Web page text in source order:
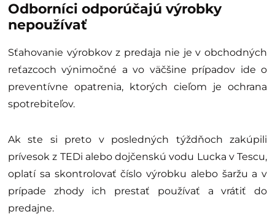
Odborníci odporúčajú výrobky
nepoužívať
Sťahovanie výrobkov z predaja nie je v obchodných
reťazcoch výnimočné a vo väčšine prípadov ide o
preventívne opatrenia, ktorých cieľom je ochrana
spotrebiteľov.
Ak ste si preto v posledných týždňoch zakúpili
prívesok z TEDi alebo dojčenskú vodu Lucka v Tescu,
oplatí sa skontrolovať číslo výrobku alebo šaržu a v
prípade zhody ich prestať používať a vrátiť do
predajne.